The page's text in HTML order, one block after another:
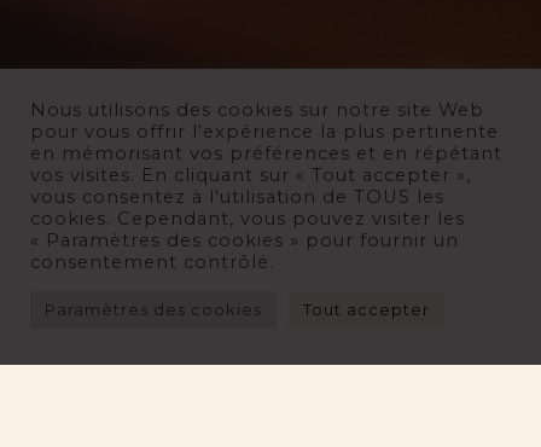
Nous utilisons des cookies sur notre site Web
pour vous offrir l'expérience la plus pertinente
en mémorisant vos préférences et en répétant
vos visites. En cliquant sur « Tout accepter »,
vous consentez à l'utilisation de TOUS les
cookies. Cependant, vous pouvez visiter les
« Paramètres des cookies » pour fournir un
consentement contrôlé.
Paramètres des cookies Tout accepter